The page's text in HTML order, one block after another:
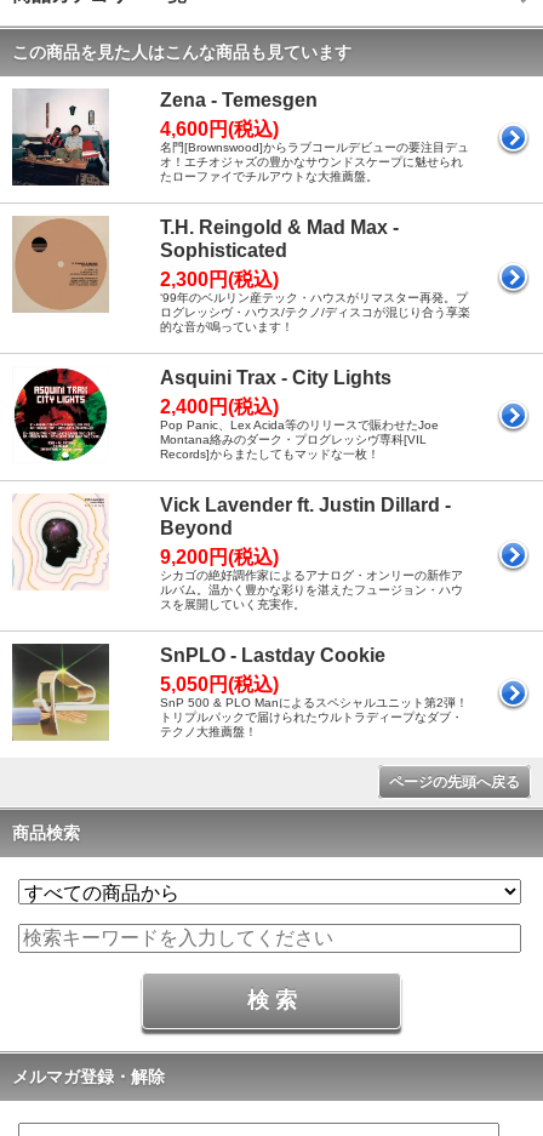
この商品を見た人はこんな商品も見ています
Zena - Temesgen
4,600円(税込)
名門[Brownswood]からラブコールデビューの要注目デュ
オ！エチオジャズの豊かなサウンドスケープに魅せられ
たローファイでチルアウトな大推薦盤。
T.H. Reingold & Mad Max -
Sophisticated
2,300円(税込)
‘99年のベルリン産テック・ハウスがリマスター再発。プ
ログレッシヴ・ハウス/テクノ/ディスコが混じり合う享楽
的な音が鳴っています！
Asquini Trax - City Lights
2,400円(税込)
Pop Panic、Lex Acida等のリリースで賑わせたJoe
Montana絡みのダーク・プログレッシヴ専科[VIL
Records]からまたしてもマッドな一枚！
Vick Lavender ft. Justin Dillard -
Beyond
9,200円(税込)
シカゴの絶好調作家によるアナログ・オンリーの新作ア
ルバム。温かく豊かな彩りを湛えたフュージョン・ハウ
スを展開していく充実作。
SnPLO - Lastday Cookie
5,050円(税込)
SnP 500 & PLO Manによるスペシャルユニット第2弾！
トリプルパックで届けられたウルトラディープなダブ・
テクノ大推薦盤！
ページの先頭へ戻る
商品検索
メルマガ登録・解除